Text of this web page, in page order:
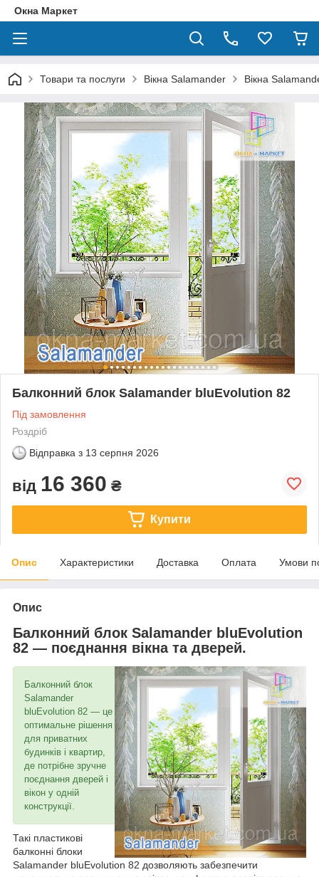
Окна Маркет
Товари та послуги Вікна Salamander Вікна
Балконний блок Salamander bluEvolution 82
Під замовлення
Роздріб
Відправка з 13 серпня 2026
від 16 360 ₴
Купити
Опис Характеристики Доставка Оплата Умови
Опис
Балконний блок Salamander bluEvolution
82 — поєднання вікна та дверей.
Балконний блок
Salamander
bluEvolution 82 — це
оптимальне рішення
для приватних
будинків і квартир,
де потрібне зручне
поєднання дверей і
вікон у одній
конструкції.
Такі пластикові
балконні блоки
Salamander bluEvolution 82 дозволяють забезпечити